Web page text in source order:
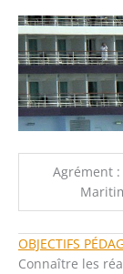
Agrément
OBJECTIFS
Connaître les